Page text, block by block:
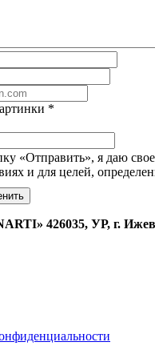
*
«Отправить», я даю
и для целей,
426035, УР, г.